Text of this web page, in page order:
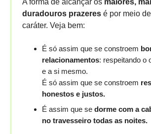
A forma de alcançar os maiores,
duradouros prazeresé por meio
caráter. Veja bem:
É só assim que se constroem
relacionamentos: respeitando o
e a si mesmo.
É só assim que se constroem
honestos e justos.
É assim que se dorme com a
no travesseiro todas as noites.